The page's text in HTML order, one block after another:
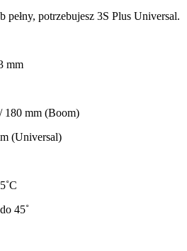
pełny, potrzebujesz 3S Plus Universal.
mm
180 mm (Boom)
(Universal)
45˚